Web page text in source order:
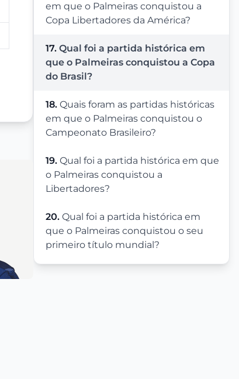
em que o Palmeiras conquistou a
Copa Libertadores da América?
17. Qual foi a partida histórica em
que o Palmeiras conquistou a Copa
do Brasil?
18. Quais foram as partidas históricas
em que o Palmeiras conquistou o
Campeonato Brasileiro?
19. Qual foi a partida histórica em que
o Palmeiras conquistou a
Libertadores?
20. Qual foi a partida histórica em
que o Palmeiras conquistou o seu
primeiro título mundial?